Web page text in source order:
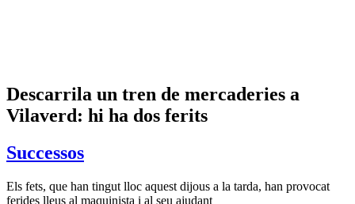
Descarrila un tren de mercaderies a
Vilaverd: hi ha dos ferits
Successos
Els fets, que han tingut lloc aquest dijous a la tarda, han provocat
ferides lleus al maquinista i al seu ajudant